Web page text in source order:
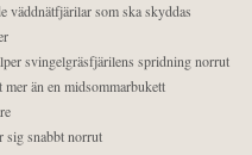
väddnätfjärilar som ska skyddas
svingelgräsfjärilens spridning norrut
än en midsommarbukett
sig snabbt norrut